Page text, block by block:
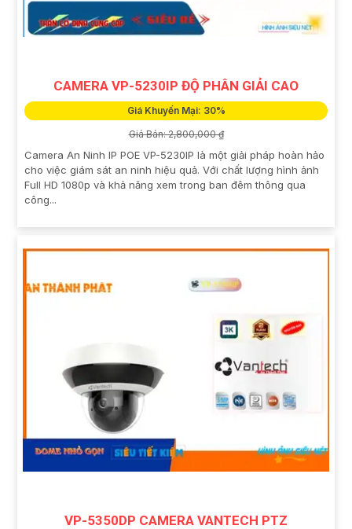
CAMERA VP-5230IP ĐỘ PHÂN GIẢI CAO
Giá Khuyến Mại: 30%
Giá Bán: 2,800,000 ₫
Camera An Ninh IP POE VP-5230IP là một giải pháp hoàn hảo
cho việc giám sát an ninh hiệu quả. Với chất lượng hình ảnh
Full HD 1080p và khả năng xem trong ban đêm thông qua
công...
VP-5350DP CAMERA VANTECH PTZ